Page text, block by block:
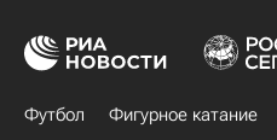
Футбол Фигурное катание